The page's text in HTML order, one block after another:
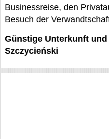
Businessreise, den
Besuch der
Günstige Unterkunft
Szczycieński